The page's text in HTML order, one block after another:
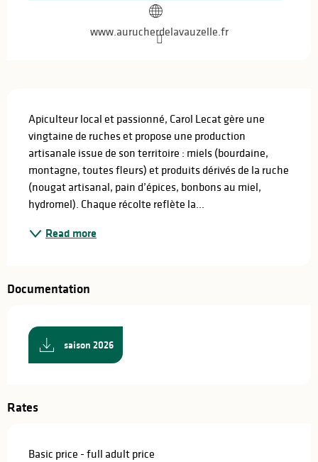
www.aurucherdelavauzelle.fr
Apiculteur local et passionné, Carol Lecat gère une
vingtaine de ruches et propose une production
artisanale issue de son territoire : miels (bourdaine,
montagne, toutes fleurs) et produits dérivés de la ruche
(nougat artisanal, pain d’épices, bonbons au miel,
hydromel). Chaque récolte reflète la...
Read more
Documentation
saison 2026
Rates
Basic price - full adult price